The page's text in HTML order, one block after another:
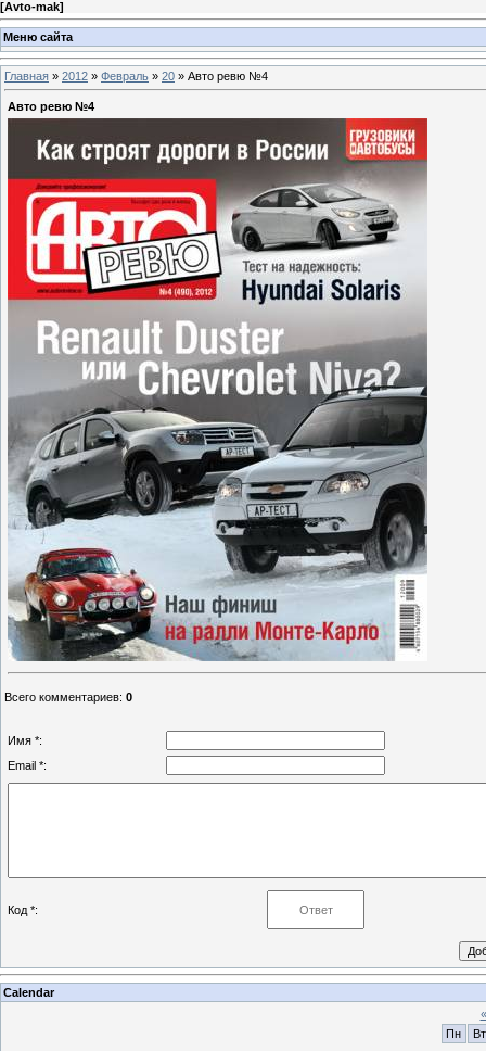
[Avto-mak]
Меню сайта
Главная » 2012 » Февраль » 20 » Авто ревю №4
Авто ревю №4
Всего комментариев: 0
Имя *:
Email *:
Код *:
Calendar
«
Пн
Вт